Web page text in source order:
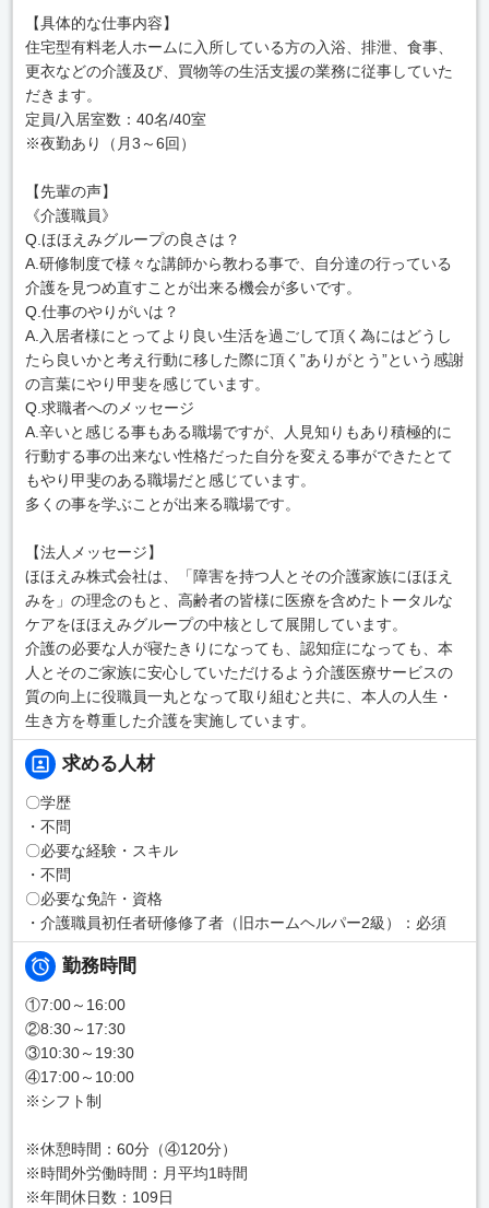
【具体的な仕事内容】
住宅型有料老人ホームに入所している方の入浴、排泄、食事、
更衣などの介護及び、買物等の生活支援の業務に従事していた
だきます。
定員/入居室数：40名/40室
※夜勤あり（月3～6回）
【先輩の声】
《介護職員》
Q.ほほえみグループの良さは？
A.研修制度で様々な講師から教わる事で、自分達の行っている
介護を見つめ直すことが出来る機会が多いです。
Q.仕事のやりがいは？
A.入居者様にとってより良い生活を過ごして頂く為にはどうし
たら良いかと考え行動に移した際に頂く”ありがとう”という感謝
の言葉にやり甲斐を感じています。
Q.求職者へのメッセージ
A.辛いと感じる事もある職場ですが、人見知りもあり積極的に
行動する事の出来ない性格だった自分を変える事ができたとて
もやり甲斐のある職場だと感じています。
多くの事を学ぶことが出来る職場です。
【法人メッセージ】
ほほえみ株式会社は、「障害を持つ人とその介護家族にほほえ
みを」の理念のもと、高齢者の皆様に医療を含めたトータルな
ケアをほほえみグループの中核として展開しています。
介護の必要な人が寝たきりになっても、認知症になっても、本
人とそのご家族に安心していただけるよう介護医療サービスの
質の向上に役職員一丸となって取り組むと共に、本人の人生・
生き方を尊重した介護を実施しています。
求める人材
〇学歴
・不問
〇必要な経験・スキル
・不問
〇必要な免許・資格
・介護職員初任者研修修了者（旧ホームヘルパー2級）：必須
勤務時間
①7:00～16:00
②8:30～17:30
③10:30～19:30
④17:00～10:00
※シフト制
※休憩時間：60分（④120分）
※時間外労働時間：月平均1時間
※年間休日数：109日